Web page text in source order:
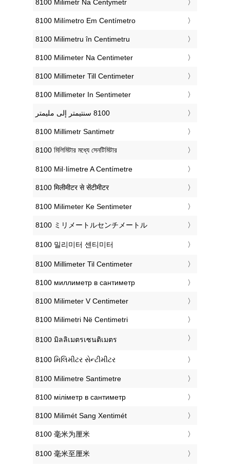
‎8100 Milimetr Na Centymetr
‎8100 Milímetro Em Centímetro
‎8100 Milimetru în Centimetru
‎8100 Milimeter Na Centimeter
‎8100 Millimeter Till Centimeter
‎8100 Millimeter In Sentimeter
‎8100 Millimetr Santimetr
‎8100 মিলিমিটার মধ্যে সেনটিমিটার
‎8100 Mil·límetre A Centímetre
‎8100 मिलीमीटर से सेंटीमीटर
‎8100 Milimeter Ke Sentimeter
‎8100 ミリメートルセンチメートル
‎8100 밀리미터 센티미터
‎8100 Millimeter Til Centimeter
‎8100 миллиметр в сантиметр
‎8100 Milimeter V Centimeter
‎8100 Milimetri Në Centimetri
‎8100 มิลลิเมตรเซนติเมตร
‎8100 મિલિમીટર સેન્ટીમીટર
‎8100 Milimetre Santimetre
‎8100 міліметр в сантиметр
‎8100 Milimét Sang Xentimét
‎8100 毫米为厘米
‎8100 毫米至厘米